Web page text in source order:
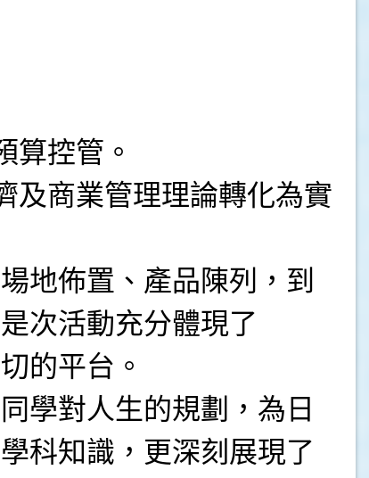
算控管。
及商業管理理論轉化為實
地佈置、產品陳列，到
次活動充分體現了
的平台。
學對人生的規劃，為日
科知識，更深刻展現了